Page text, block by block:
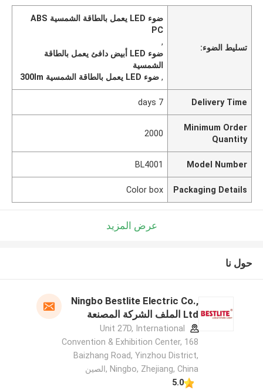
تسليط الضوء:
ضوء LED يعمل بالطاقة الشمسية ABS
PC
,
ضوء LED أبيض دافئ يعمل بالطاقة
الشمسية
,ضوء LED يعمل بالطاقة الشمسية 300lm
Delivery Time
7 days
Minimum Order
Quantity
2000
Model Number
BL4001
Packaging Details
Color box
عرض المزيد
حول نا
Ningbo Bestlite Electric Co.,
Ltd الملف الشركة المصنعة
Unit 27D, International
Convention & Exhibition Center, 168
Baizhang Road, Yinzhou District,
Ningbo, Zhejiang, China ,الصين
5.0